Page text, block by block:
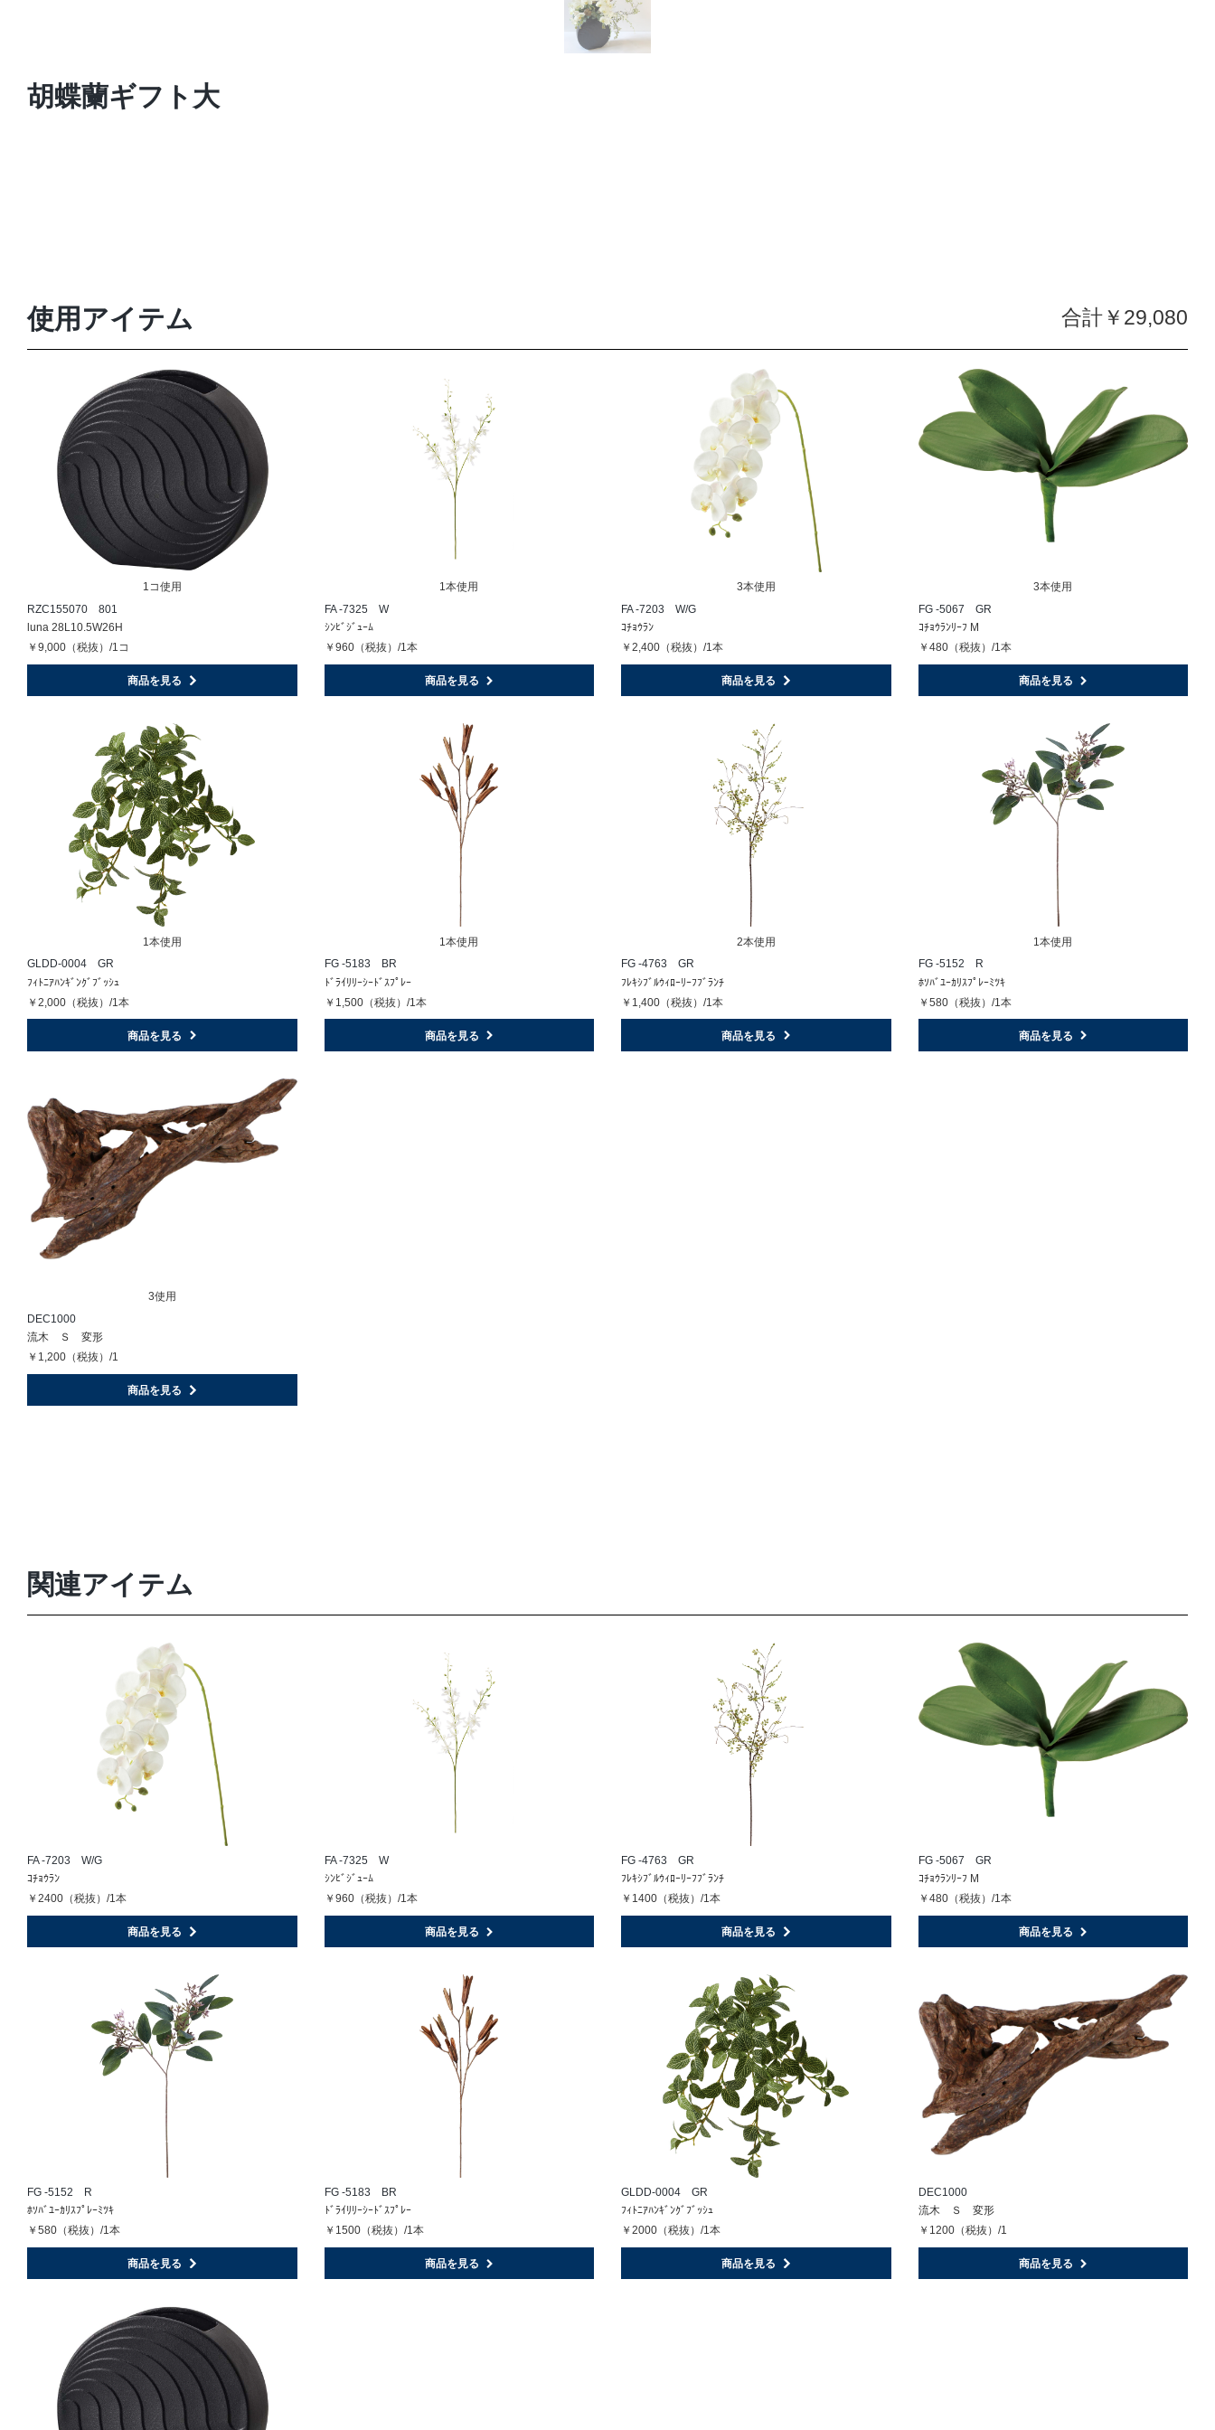
胡蝶蘭ギフト大
使用アイテム 合計￥29,080
1コ使用
RZC155070 801
luna 28L10.5W26H
￥9,000（税抜）/1コ
商品を見る
1本使用
FA -7325 W
ｼﾝﾋﾞｼﾞｭｰﾑ
￥960（税抜）/1本
商品を見る
3本使用
FA -7203 W/G
ｺﾁｮｳﾗﾝ
￥2,400（税抜）/1本
商品を見る
3本使用
FG -5067 GR
ｺﾁｮｳﾗﾝﾘｰﾌ M
￥480（税抜）/1本
商品を見る
1本使用
GLDD-0004 GR
ﾌｨﾄﾆｱﾊﾝｷﾞﾝｸﾞﾌﾞｯｼｭ
￥2,000（税抜）/1本
商品を見る
1本使用
FG -5183 BR
ﾄﾞﾗｲﾘﾘｰｼｰﾄﾞｽﾌﾟﾚｰ
￥1,500（税抜）/1本
商品を見る
2本使用
FG -4763 GR
ﾌﾚｷｼﾌﾞﾙｳｨﾛｰﾘｰﾌﾌﾞﾗﾝﾁ
￥1,400（税抜）/1本
商品を見る
1本使用
FG -5152 R
ﾎｿﾊﾞﾕｰｶﾘｽﾌﾟﾚｰﾐﾂｷ
￥580（税抜）/1本
商品を見る
3使用
DEC1000
流木 Ｓ 変形
￥1,200（税抜）/1
商品を見る
関連アイテム
FA -7203 W/G
ｺﾁｮｳﾗﾝ
￥2400（税抜）/1本
商品を見る
FA -7325 W
ｼﾝﾋﾞｼﾞｭｰﾑ
￥960（税抜）/1本
商品を見る
FG -4763 GR
ﾌﾚｷｼﾌﾞﾙｳｨﾛｰﾘｰﾌﾌﾞﾗﾝﾁ
￥1400（税抜）/1本
商品を見る
FG -5067 GR
ｺﾁｮｳﾗﾝﾘｰﾌ M
￥480（税抜）/1本
商品を見る
FG -5152 R
ﾎｿﾊﾞﾕｰｶﾘｽﾌﾟﾚｰﾐﾂｷ
￥580（税抜）/1本
商品を見る
FG -5183 BR
ﾄﾞﾗｲﾘﾘｰｼｰﾄﾞｽﾌﾟﾚｰ
￥1500（税抜）/1本
商品を見る
GLDD-0004 GR
ﾌｨﾄﾆｱﾊﾝｷﾞﾝｸﾞﾌﾞｯｼｭ
￥2000（税抜）/1本
商品を見る
DEC1000
流木 Ｓ 変形
￥1200（税抜）/1
商品を見る